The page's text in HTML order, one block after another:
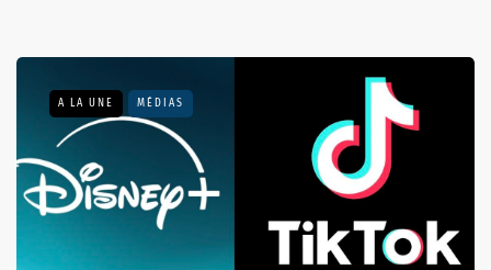
A LA UNE MÉDIAS